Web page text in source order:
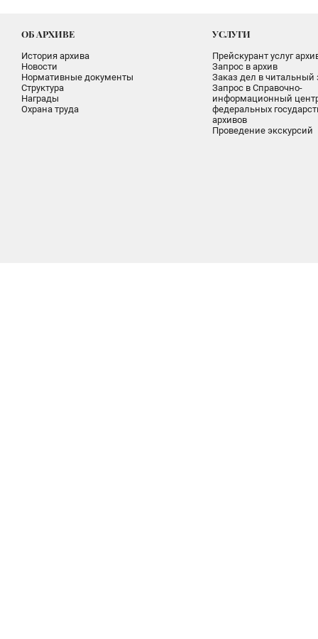
ОБ АРХИВЕ
История архива
Новости
Нормативные документы
Структура
Награды
Охрана труда
УСЛУГИ
Прейскурант услуг
Запрос в архив
Заказ дел в читальный
Запрос в Справочно-
информационный
федеральных
архивов
Проведение экскурсий